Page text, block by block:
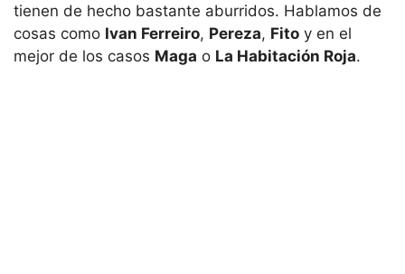
tienen de hecho bastante aburridos. Hablamos de
cosas como Ivan Ferreiro, Pereza, Fito y en el
mejor de los casos Maga o La Habitación Roja.